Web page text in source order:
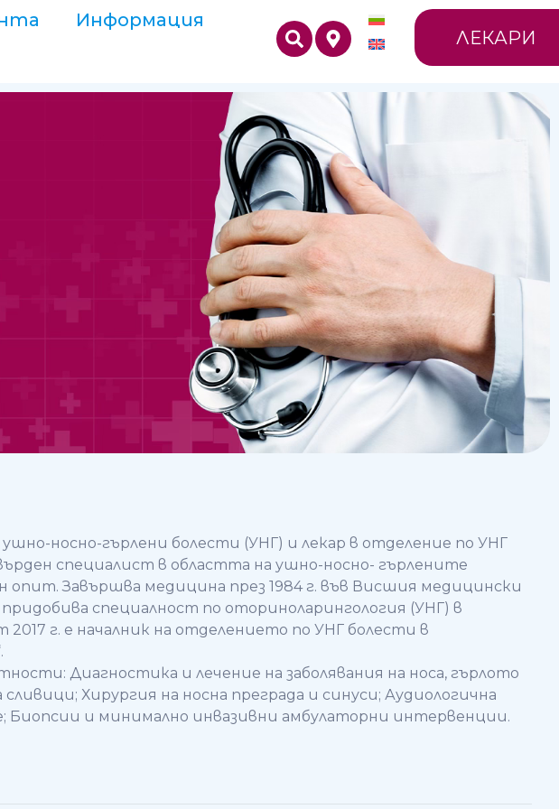
Информация
ЛЕКАРИ
носно-гърлени болести (УНГ) и лекар в отделение по УНГ
специалист в областта на ушно-носно- гърлените
опит. Завършва медицина през 1984 г. във Висшия медицински
специалност по оториноларингология (УНГ) в
г. е началник на отделението по УНГ болести в
Диагностика и лечение на заболявания на носа, гърлото
Хирургия на носна преграда и синуси; Аудиологична
Биопсии и минимално инвазивни амбулаторни интервенции.